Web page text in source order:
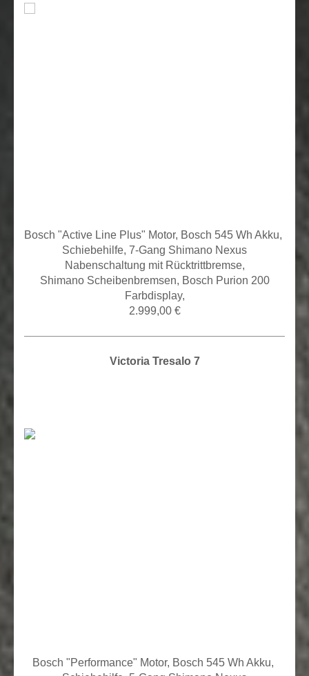
Bosch "Active Line Plus" Motor, Bosch 545 Wh Akku,
Schiebehilfe, 7-Gang Shimano Nexus
Nabenschaltung mit Rücktrittbremse,
Shimano Scheibenbremsen, Bosch Purion 200
Farbdisplay,
2.999,00 €
Victoria Tresalo 7
Bosch "Performance" Motor, Bosch 545 Wh Akku,